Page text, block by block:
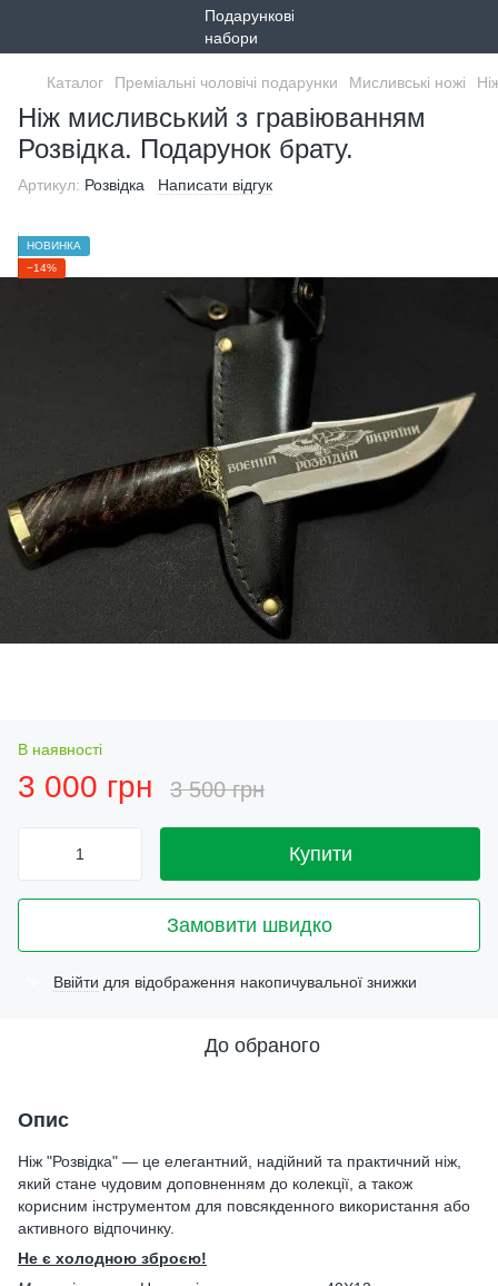
Каталог Преміальні чоловічі подарунки Мисливські ножі
Ніж мисливський з гравіюванням
Розвідка. Подарунок брату.
Артикул: Розвідка Написати відгук
НОВИНКА
−14%
В наявності
3 000 грн 3 500 грн
Купити
Замовити швидко
Ввійти для відображення накопичувальної знижки
До обраного
Опис
Ніж "Розвідка" — це елегантний, надійний та практичний ніж,
який стане чудовим доповненням до колекції, а також
корисним інструментом для повсякденного використання або
активного відпочинку.
Не є холодною зброєю!